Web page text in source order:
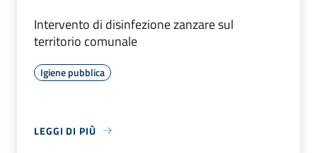
Intervento di disinfezione zanzare sul
territorio comunale
Igiene pubblica
LEGGI DI PIÙ